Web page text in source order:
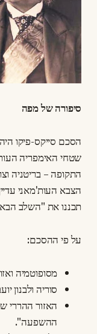
סיפורה של מפה
הסכם סייקס-פיקו
שטחי האימפריה
התקופה – בריטניה
הצבא העות'מאני
תכננו את "השלב
על פי ההסכם:
מסופוטמיה
סוריה ולבנון
האזור ההררי
ההשפעה".